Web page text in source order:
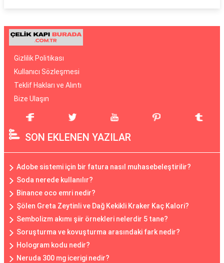
Gizlilik Politikası
Kullanıcı Sözleşmesi
Teklif Hakları ve Alıntı
Bize Ulaşın
SON EKLENEN YAZILAR
Adobe sistemi için bir fatura nasıl muhasebeleştirilir?
Soda nerede kullanılır?
Binance oco emri nedir?
Şölen Greta Zeytinli ve Dağ Kekikli Kraker Kaç Kalori?
Sembolizm akımı şiir örnekleri nelerdir 5 tane?
Soruşturma ve kovuşturma arasındaki fark nedir?
Hologram kodu nedir?
Neruda 300 mg icerigi nedir?